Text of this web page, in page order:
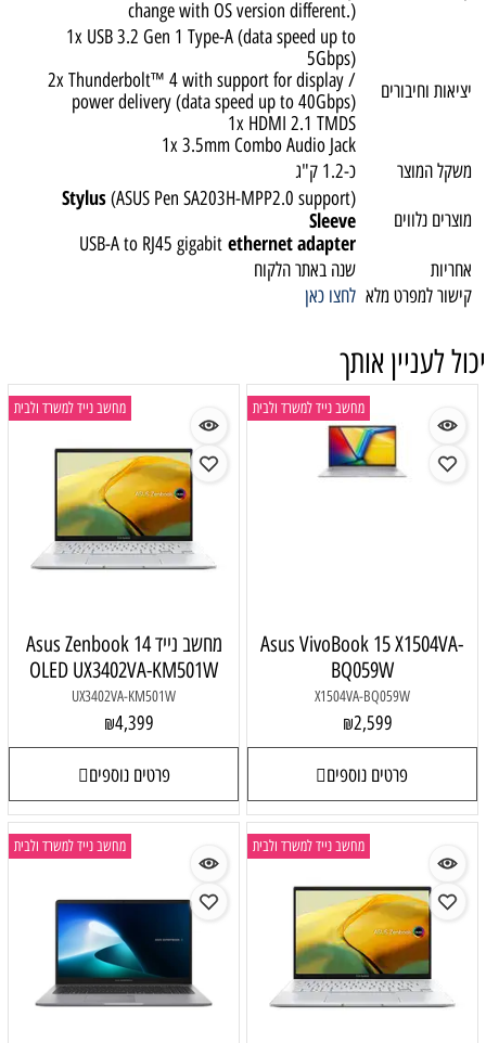
change with OS version different.)
יציאות וחיבורים
1x USB 3.2 Gen 1 Type-A (data speed up to
5Gbps)
2x Thunderbolt™ 4 with support for display /
power delivery (data speed up to 40Gbps)
1x HDMI 2.1 TMDS
1x 3.5mm Combo Audio Jack
משקל המוצר
כ-1.2 ק"ג
מוצרים נלווים
Stylus(ASUS Pen SA203H-MPP2.0 support)
Sleeve
USB-A to RJ45 gigabit ethernet adapter
אחריות
שנה באתר הלקוח
קישור למפרט מלא לחצו כאן
יכול לעניין אותך
מחשב נייד למשרד ולבית
Asus VivoBook 15 X1504VA-
BQ059W
X1504VA-BQ059W
₪2,599
פרטים נוספים
מחשב נייד למשרד ולבית
מחשב נייד Asus Zenbook 14
OLED UX3402VA-KM501W
UX3402VA-KM501W
₪4,399
פרטים נוספים
מחשב נייד למשרד ולבית מחשב נייד למשרד ולבית